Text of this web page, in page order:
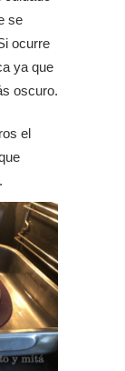
se
ocurre
ya que
oscuro.
el